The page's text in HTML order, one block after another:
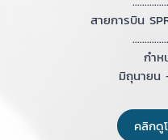
สายการบิน
กำห
มิถุนายน
คลิกดู